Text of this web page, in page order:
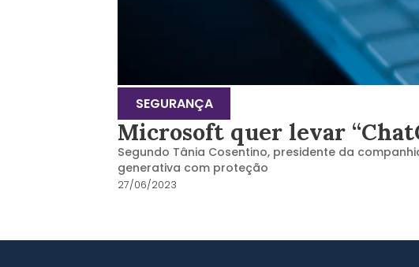
SEGURANÇA
Microsoft quer levar
Segundo Tânia Cosentino, presidente da
generativa com proteção
27/06/2023